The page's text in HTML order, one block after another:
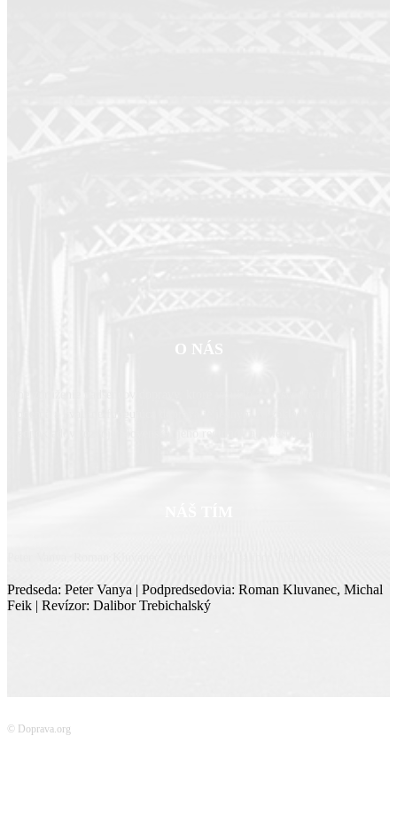
O NÁS
Predseda: Peter Vanya | Podpredsedovia: Roman Kluvanec, Michal
Feik | Revízor: Dalibor Trebichalský
© Doprava.org